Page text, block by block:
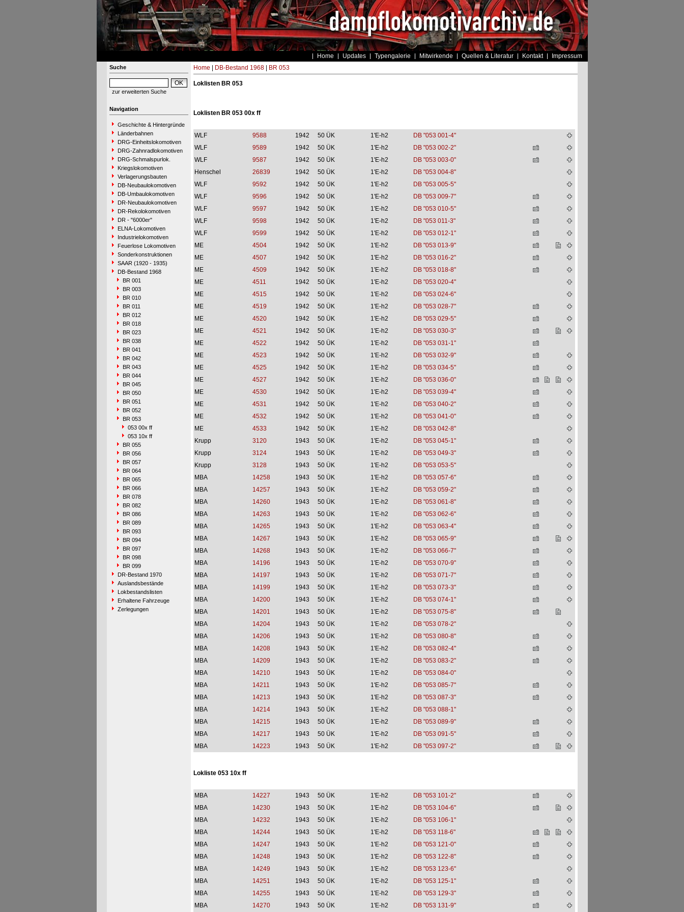
Home Updates Typengalerie Mitwirkende Quellen & Literatur Kontakt Impressum
Suche
zur erweiterten Suche
Navigation
Geschichte & Hintergründe
Länderbahnen
DRG-Einheitslokomotiven
DRG-Zahnradlokomotiven
DRG-Schmalspurlok.
Kriegslokomotiven
Verlagerungsbauten
DB-Neubaulokomotiven
DB-Umbaulokomotiven
DR-Neubaulokomotiven
DR-Rekolokomotiven
DR - "6000er"
ELNA-Lokomotiven
Industrielokomotiven
Feuerlose Lokomotiven
Sonderkonstruktionen
SAAR (1920 - 1935)
DB-Bestand 1968
BR 001
BR 003
BR 010
BR 011
BR 012
BR 018
BR 023
BR 038
BR 041
BR 042
BR 043
BR 044
BR 045
BR 050
BR 051
BR 052
BR 053
053 00x ff
053 10x ff
BR 055
BR 056
BR 057
BR 064
BR 065
BR 066
BR 078
BR 082
BR 086
BR 089
BR 093
BR 094
BR 097
BR 098
BR 099
DR-Bestand 1970
Auslandsbestände
Lokbestandslisten
Erhaltene Fahrzeuge
Zerlegungen
Home DB-Bestand 1968| BR 053
Loklisten BR 053
Loklisten BR 053 00x ff
WLF 9588 1942 50 ÜK 1'E-h2
DB "053 001-4"
WLF
9589 1942 50 ÜK 1'E-h2
DB "053 002-2"
WLF
9587 1942 50 ÜK 1'E-h2
DB "053 003-0"
Henschel
26839 1942 50 ÜK 1'E-h2
DB "053 004-8"
WLF
9592 1942 50 ÜK 1'E-h2
DB "053 005-5"
WLF
9596 1942 50 ÜK 1'E-h2
DB "053 009-7"
WLF
9597 1942 50 ÜK 1'E-h2
DB "053 010-5"
WLF
9598 1942 50 ÜK 1'E-h2
DB "053 011-3"
WLF
9599 1942 50 ÜK 1'E-h2
DB "053 012-1"
ME
4504 1942 50 ÜK 1'E-h2
DB "053 013-9"
ME
4507 1942 50 ÜK 1'E-h2
DB "053 016-2"
ME
4509 1942 50 ÜK 1'E-h2
DB "053 018-8"
ME
4511 1942 50 ÜK 1'E-h2
DB "053 020-4"
ME
4515 1942 50 ÜK 1'E-h2
DB "053 024-6"
ME
4519 1942 50 ÜK 1'E-h2
DB "053 028-7"
ME
4520 1942 50 ÜK 1'E-h2
DB "053 029-5"
ME
4521 1942 50 ÜK 1'E-h2
DB "053 030-3"
ME
4522 1942 50 ÜK 1'E-h2
DB "053 031-1"
ME
4523 1942 50 ÜK 1'E-h2
DB "053 032-9"
ME
4525 1942 50 ÜK 1'E-h2
DB "053 034-5"
ME
4527 1942 50 ÜK 1'E-h2
DB "053 036-0"
ME
4530 1942 50 ÜK 1'E-h2
DB "053 039-4"
ME
4531 1942 50 ÜK 1'E-h2
DB "053 040-2"
ME
4532 1942 50 ÜK 1'E-h2
DB "053 041-0"
ME
4533 1942 50 ÜK 1'E-h2
DB "053 042-8"
Krupp
3120 1943 50 ÜK 1'E-h2
DB "053 045-1"
Krupp
3124 1943 50 ÜK 1'E-h2
DB "053 049-3"
Krupp
3128 1943 50 ÜK 1'E-h2
DB "053 053-5"
MBA
14258 1943 50 ÜK 1'E-h2
DB "053 057-6"
MBA
14257 1943 50 ÜK 1'E-h2
DB "053 059-2"
MBA
14260 1943 50 ÜK 1'E-h2
DB "053 061-8"
MBA
14263 1943 50 ÜK 1'E-h2
DB "053 062-6"
MBA
14265 1943 50 ÜK 1'E-h2
DB "053 063-4"
MBA
14267 1943 50 ÜK 1'E-h2
DB "053 065-9"
MBA
14268 1943 50 ÜK 1'E-h2
DB "053 066-7"
MBA
14196 1943 50 ÜK 1'E-h2
DB "053 070-9"
MBA
14197 1943 50 ÜK 1'E-h2
DB "053 071-7"
MBA
14199 1943 50 ÜK 1'E-h2
DB "053 073-3"
MBA
14200 1943 50 ÜK 1'E-h2
DB "053 074-1"
MBA
14201 1943 50 ÜK 1'E-h2
DB "053 075-8"
MBA
14204 1943 50 ÜK 1'E-h2
DB "053 078-2"
MBA
14206 1943 50 ÜK 1'E-h2
DB "053 080-8"
MBA
14208 1943 50 ÜK 1'E-h2
DB "053 082-4"
MBA
14209 1943 50 ÜK 1'E-h2
DB "053 083-2"
MBA
14210 1943 50 ÜK 1'E-h2
DB "053 084-0"
MBA
14211 1943 50 ÜK 1'E-h2
DB "053 085-7"
MBA
14213 1943 50 ÜK 1'E-h2
DB "053 087-3"
MBA
14214 1943 50 ÜK 1'E-h2
DB "053 088-1"
MBA
14215 1943 50 ÜK 1'E-h2
DB "053 089-9"
MBA
14217 1943 50 ÜK 1'E-h2
DB "053 091-5"
MBA
14223 1943 50 ÜK 1'E-h2 DB "053 097-2"
Lokliste 053 10x ff
MBA 14227 1943 50 ÜK 1'E-h2
DB "053 101-2"
MBA
14230 1943 50 ÜK 1'E-h2
DB "053 104-6"
MBA
14232 1943 50 ÜK 1'E-h2
DB "053 106-1"
MBA
14244 1943 50 ÜK 1'E-h2
DB "053 118-6"
MBA
14247 1943 50 ÜK 1'E-h2
DB "053 121-0"
MBA
14248 1943 50 ÜK 1'E-h2
DB "053 122-8"
MBA
14249 1943 50 ÜK 1'E-h2
DB "053 123-6"
MBA
14251 1943 50 ÜK 1'E-h2
DB "053 125-1"
MBA
14255 1943 50 ÜK 1'E-h2
DB "053 129-3"
MBA
14270 1943 50 ÜK 1'E-h2 DB "053 131-9"